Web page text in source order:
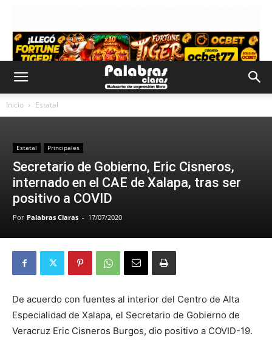
Inicio Estatal
Estatal Principales
Secretario de Gobierno, Eric Cisneros,
internado en el CAE de Xalapa, tras ser
positivo a COVID
Por Palabras Claras - 17/07/2020
De acuerdo con fuentes al interior del Centro de Alta
Especialidad de Xalapa, el Secretario de Gobierno de
Veracruz Eric Cisneros Burgos, dio positivo a COVID-19.